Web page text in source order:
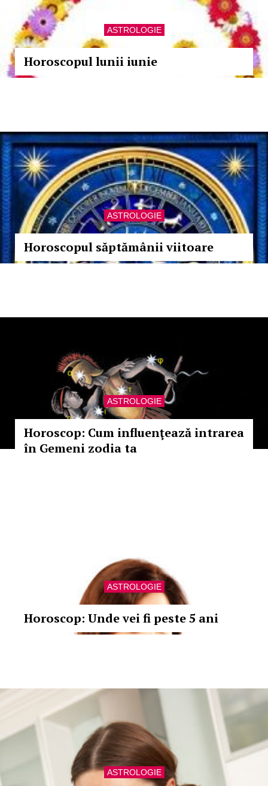
ASTROLOGIE
Horoscopul lunii iunie
ASTROLOGIE
Horoscopul săptămânii viitoare
ASTROLOGIE
Horoscop: Cum influenţează intrarea
în Gemeni zodia ta
ASTROLOGIE
Horoscop: Unde vei fi peste 5 ani
ASTROLOGIE